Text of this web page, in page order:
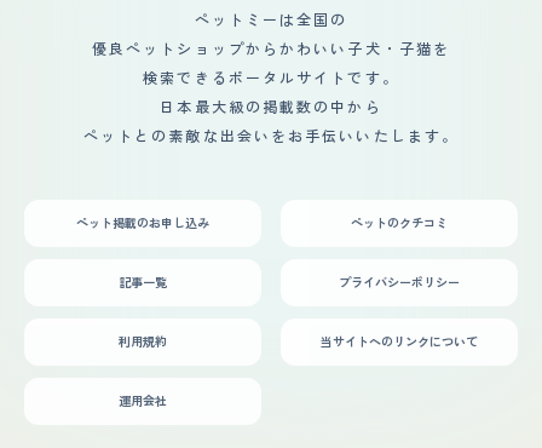
携わるお仕事を当時していた為、特に不安はありませんで
した。猫ちゃんも寒いかな？暑いかな？と自分たちだけで
はなく、猫ちゃんのことも考えながら生活しています。小
さい子供が2人おり、猫との接し方に最初は不安はありま
したが、猫ちゃんの方も理解しているのか、なんの問題も
ありませんでした。
ペットミーは全国の
優良ペットショップからかわいい子犬・子猫を
検索できるポータルサイトです。
日本最大級の掲載数の中から
ペットとの素敵な出会いをお手伝いいたします。
ペット掲載のお申し込み ペットのクチコミ
記事一覧 プライバシーポリシー
利用規約 当サイトへのリンクについて
運用会社